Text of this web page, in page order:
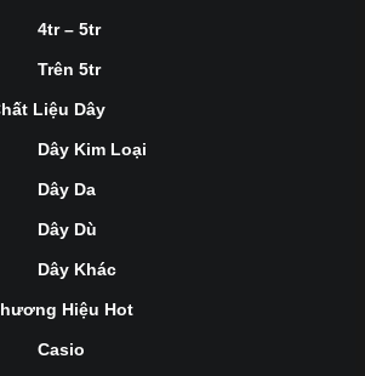
4tr – 5tr
Trên 5tr
Liệu Dây
Dây Kim Loại
Dây Da
Dây Dù
Dây Khác
Hiệu Hot
Casio